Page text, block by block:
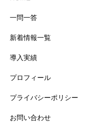
一問一答
新着情報一覧
導入実績
プロフィール
プライバシーポリシー
お問い合わせ